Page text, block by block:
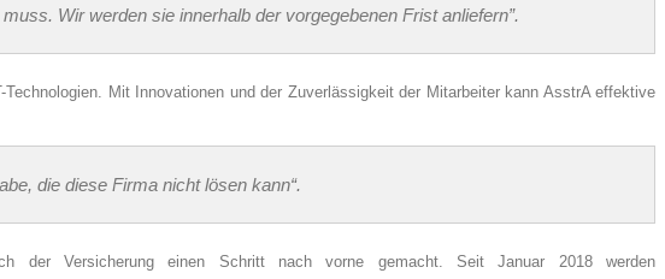
Wir werden sie innerhalb der vorgegebenen Frist anliefern”.
Mit Innovationen und der Zuverlässigkeit der Mitarbeiter kann AsstrA effektive
die diese Firma nicht lösen kann“.
der Versicherung einen Schritt nach vorne gemacht. Seit Januar 2018 werden